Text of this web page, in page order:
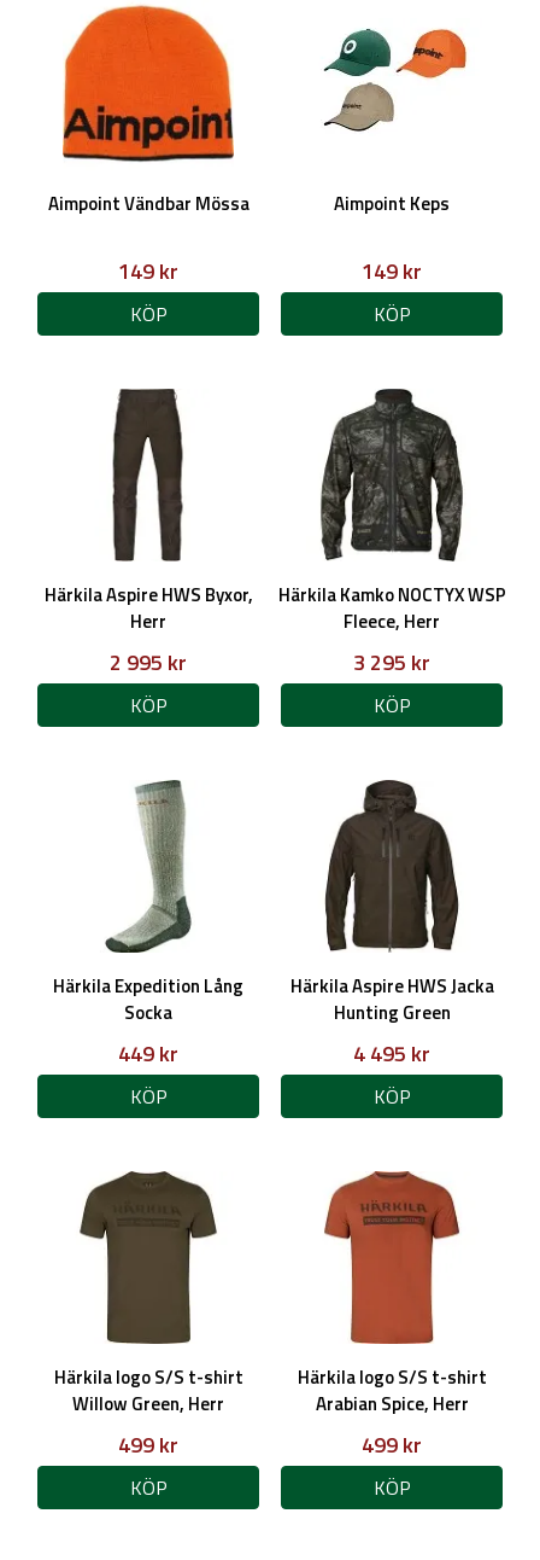
Aimpoint Vändbar Mössa
149 kr
KÖP
Aimpoint Keps
149 kr
KÖP
Härkila Aspire HWS Byxor,
Herr
2 995 kr
KÖP
Härkila Kamko NOCTYX WSP
Fleece, Herr
3 295 kr
KÖP
Härkila Expedition Lång
Socka
449 kr
KÖP
Härkila Aspire HWS Jacka
Hunting Green
4 495 kr
KÖP
Härkila logo S/S t-shirt
Willow Green, Herr
499 kr
KÖP
Härkila logo S/S t-shirt
Arabian Spice, Herr
499 kr
KÖP